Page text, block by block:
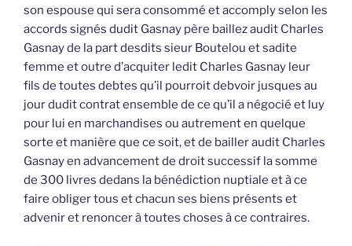
son espouse qui sera consommé et accomply selon les
accords signés dudit Gasnay père baillez audit Charles
Gasnay de la part desdits sieur Boutelou et sadite
femme et outre d’acquiter ledit Charles Gasnay leur
fils de toutes debtes qu’il pourroit debvoir jusques au
jour dudit contrat ensemble de ce qu’il a négocié et luy
pour lui en marchandises ou autrement en quelque
sorte et manière que ce soit, et de bailler audit Charles
Gasnay en advancement de droit successif la somme
de 300 livres dedans la bénédiction nuptiale et à ce
faire obliger tous et chacun ses biens présents et
advenir et renoncer à toutes choses à ce contraires.